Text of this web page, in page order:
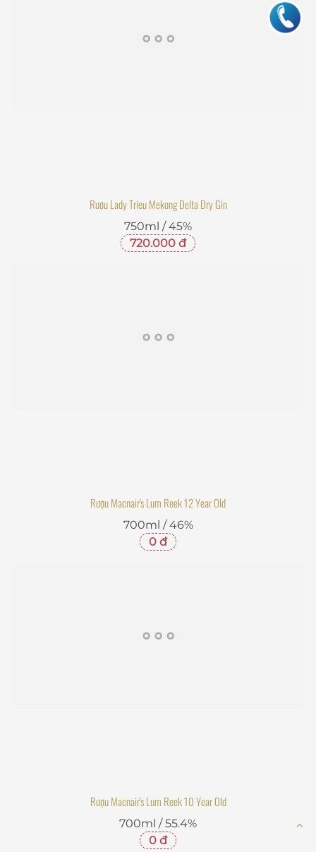
Rượu Lady Trieu Mekong Delta Dry Gin
750ml / 45%
720.000 đ
Rượu Macnair's Lum Reek 12 Year Old
700ml / 46%
0 đ
Rượu Macnair's Lum Reek 10 Year Old
700ml / 55.4%
0 đ